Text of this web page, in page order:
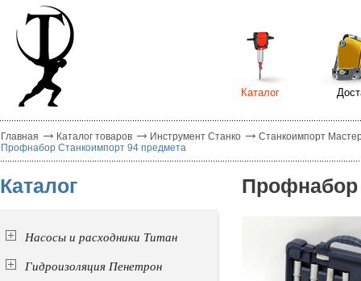
Каталог
Главная Каталог товаров Инструмент Станко
Станкоимпорт
Профнабор Станкоимпорт 94 предмета
Каталог
Насосы и расходники Титан
Гидроизоляция Пенетрон
Профнабор